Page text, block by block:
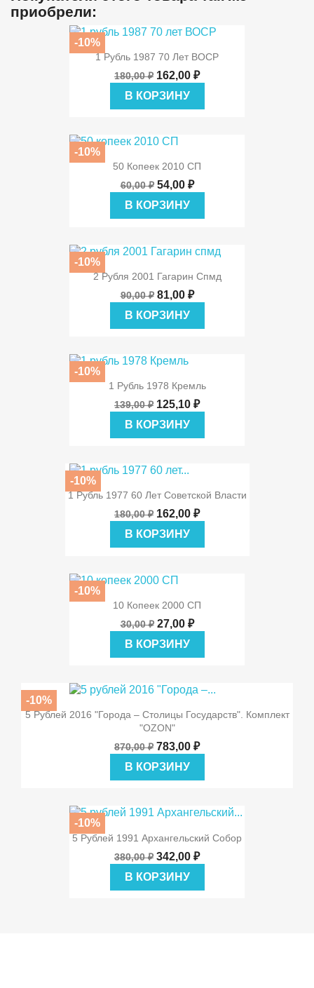
приобрели:
1 Рубль 1987 70 Лет ВОСР
180,00 ₽ 162,00 ₽
В КОРЗИНУ
-10%
50 Копеек 2010 СП
60,00 ₽ 54,00 ₽
В КОРЗИНУ
-10%
2 Рубля 2001 Гагарин Спмд
90,00 ₽ 81,00 ₽
В КОРЗИНУ
-10%
1 Рубль 1978 Кремль
139,00 ₽ 125,10 ₽
В КОРЗИНУ
-10%
1 Рубль 1977 60 Лет Советской Власти
180,00 ₽ 162,00 ₽
В КОРЗИНУ
-10%
10 Копеек 2000 СП
30,00 ₽ 27,00 ₽
В КОРЗИНУ
-10%
5 Рублей 2016 "Города – Столицы Государств". Комплект
"OZON"
870,00 ₽ 783,00 ₽
В КОРЗИНУ
-10%
5 Рублей 1991 Архангельский Собор
380,00 ₽ 342,00 ₽
В КОРЗИНУ
-10%